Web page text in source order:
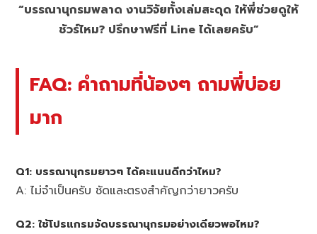
“บรรณานุกรมพลาด งานวิจัยทั้งเล่มสะดุด ให้พี่ช่วยดูให้
ชัวร์ไหม? ปรึกษาฟรีที่ Line ได้เลยครับ”
FAQ: คำถามที่น้องๆ ถามพี่บ่อย
มาก
Q1: บรรณานุกรมยาวๆ ได้คะแนนดีกว่าไหม?
A: ไม่จำเป็นครับ ชัดและตรงสำคัญกว่ายาวครับ
Q2: ใช้โปรแกรมจัดบรรณานุกรมอย่างเดียวพอไหม?